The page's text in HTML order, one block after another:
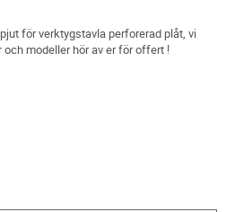
för verktygstavla perforerad plåt, vi
modeller hör av er för offert !